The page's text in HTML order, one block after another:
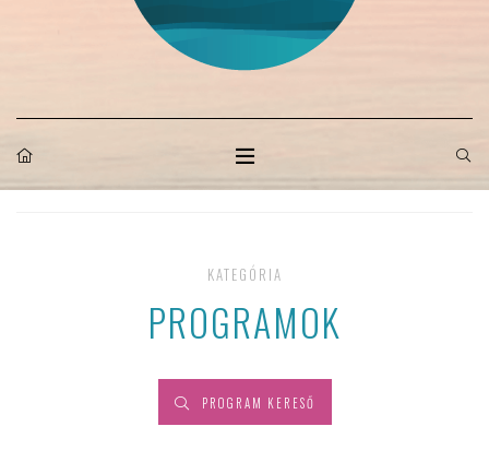
KATEGÓRIA
PROGRAMOK
PROGRAM KERESŐ